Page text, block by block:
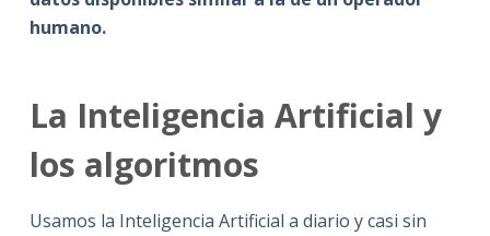
humano.
La Inteligencia Artificial y
los algoritmos
Usamos la Inteligencia Artificial a diario y casi sin